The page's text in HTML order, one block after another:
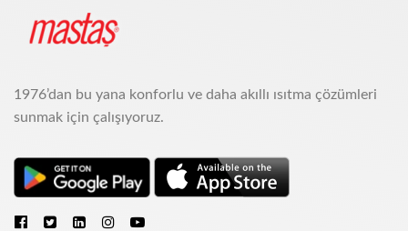
1976’dan bu yana konforlu ve daha akıllı ısıtma çözümleri
sunmak için çalışıyoruz.